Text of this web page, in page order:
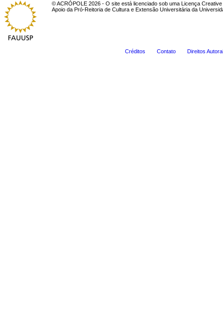
© ACRÓPOLE 2026 - O site está licenciado sob uma Licença
Apoio da Pró-Reitoria de Cultura e Extensão Universitária da
Créditos Contato Direitos